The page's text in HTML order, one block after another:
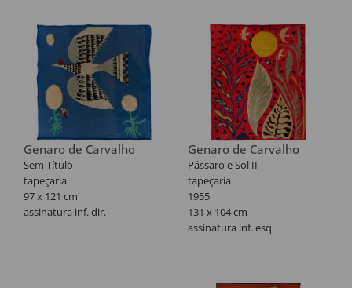
Genaro de Carvalho
Sem Título
tapeçaria
97 x 121 cm
assinatura inf. dir.
Genaro de Carvalho
Pássaro e Sol II
tapeçaria
1955
131 x 104 cm
assinatura inf. esq.